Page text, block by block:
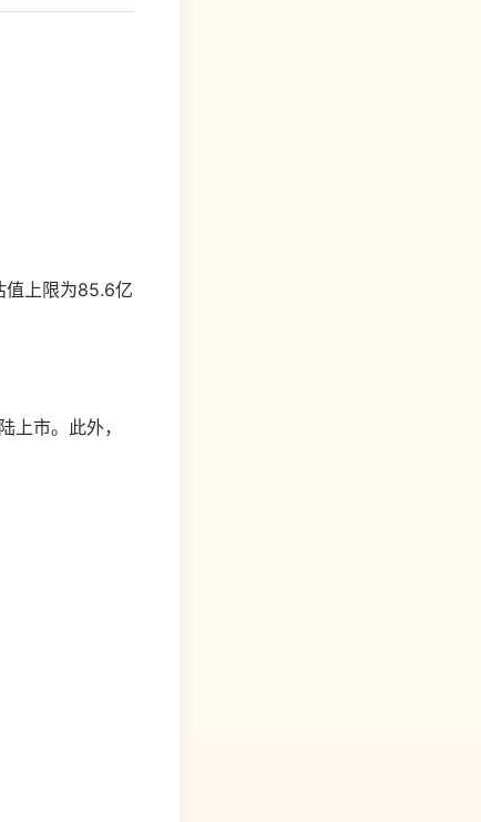
值上限为85.6亿
市。此外，